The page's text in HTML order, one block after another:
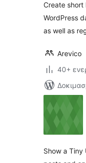
Create short
WordPress
as well as
Arevico
40+
Show a Tiny